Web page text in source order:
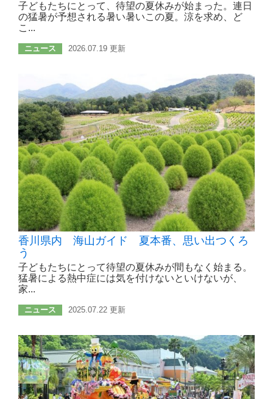
子どもたちにとって、待望の夏休みが始まった。連日
の猛暑が予想される暑い暑いこの夏。涼を求め、ど
こ...
ニュース 2026.07.19 更新
香川県内 海山ガイド 夏本番、思い出つくろ
う
子どもたちにとって待望の夏休みが間もなく始まる。
猛暑による熱中症には気を付けないといけないが、
家...
ニュース 2025.07.22 更新